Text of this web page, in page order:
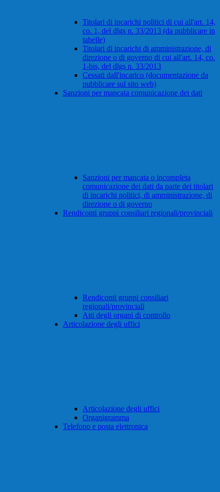
Titolari di incarichi politici di cui all'art. 14,
co. 1, del dlgs n. 33/2013 (da pubblicare in
tabelle)
Titolari di incarichi di amministrazione, di
direzione o di governo di cui all'art. 14, co.
1-bis, del dlgs n. 33/2013
Cessati dall'incarico (documentazione da
pubblicare sul sito web)
Sanzioni per mancata comunicazione dei dati
Sanzioni per mancata o incompleta
comunicazione dei dati da parte dei titolari
di incarichi politici, di amministrazione, di
direzione o di governo
Rendiconti gruppi consiliari regionali/provinciali
Rendiconti gruppi consiliari
regionali/provinciali
Atti degli organi di controllo
Articolazione degli uffici
Articolazione degli uffici
Organigramma
Telefono e posta elettronica